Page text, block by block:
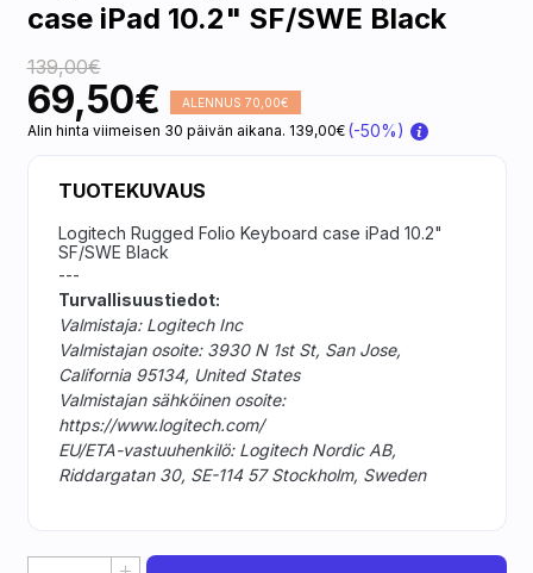
case iPad 10.2" SF/SWE Black
139,00€
69,50€ ALENNUS 70,00€
Alin hinta viimeisen 30 päivän aikana. 139,00€ (-50%)
TUOTEKUVAUS
Logitech Rugged Folio Keyboard case iPad 10.2"
SF/SWE Black
---
Turvallisuustiedot:
Valmistaja: Logitech Inc
Valmistajan osoite: 3930 N 1st St, San Jose,
California 95134, United States
Valmistajan sähköinen osoite:
https://www.logitech.com/
EU/ETA-vastuuhenkilö: Logitech Nordic AB,
Riddargatan 30, SE-114 57 Stockholm, Sweden